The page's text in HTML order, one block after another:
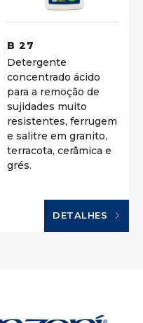
B 27
Detergente
concentrado ácido
para a remoção de
sujidades muito
resistentes, ferrugem
e salitre em granito,
terracota, cerâmica e
grés.
DETALHES